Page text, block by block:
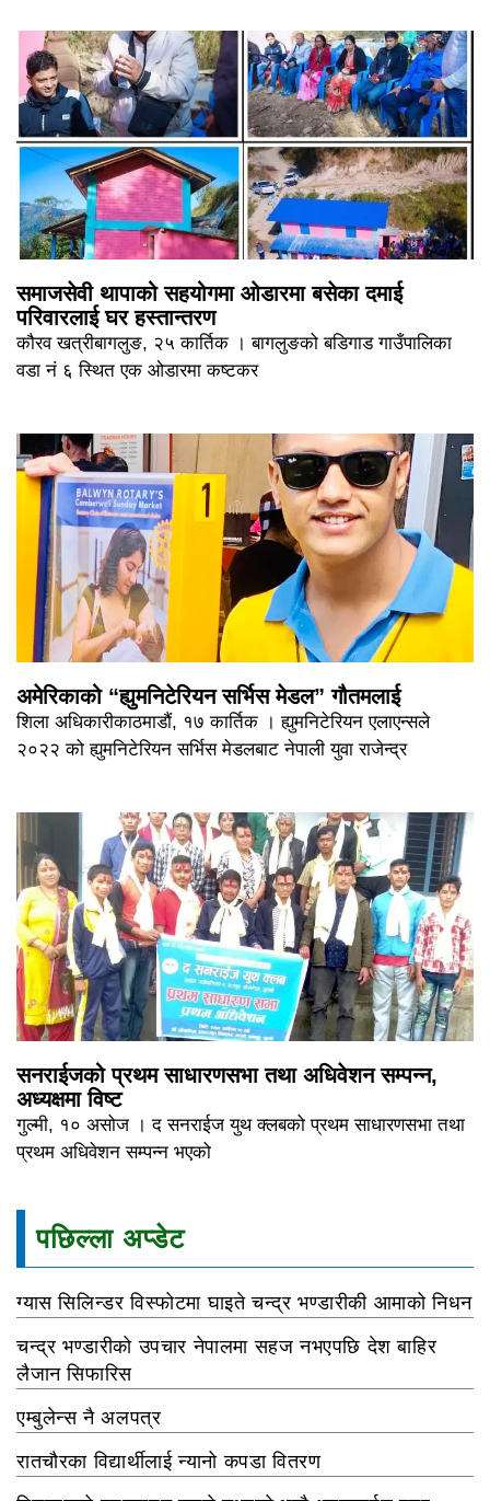
समाजसेवी थापाको सहयोगमा ओडारमा बसेका दमाई
परिवारलाई घर हस्तान्तरण
कौरव खत्रीबागलुङ, २५ कार्तिक । बागलुङको बडिगाड गाउँपालिका
वडा नं ६ स्थित एक ओडारमा कष्टकर
अमेरिकाको “ह्युमनिटेरियन सर्भिस मेडल” गौतमलाई
शिला अधिकारीकाठमाडौं, १७ कार्तिक । ह्युमनिटेरियन एलाएन्सले
२०२२ को ह्युमनिटेरियन सर्भिस मेडलबाट नेपाली युवा राजेन्द्र
सनराईजको प्रथम साधारणसभा तथा अधिवेशन सम्पन्न,
अध्यक्षमा विष्ट
गुल्मी, १० असोज । द सनराईज युथ क्लबको प्रथम साधारणसभा तथा
प्रथम अधिवेशन सम्पन्न भएको
पछिल्ला अप्डेट
ग्यास सिलिन्डर विस्फोटमा घाइते चन्द्र भण्डारीकी आमाको निधन
चन्द्र भण्डारीको उपचार नेपालमा सहज नभएपछि देश बाहिर
लैजान सिफारिस
एम्बुलेन्स नै अलपत्र
रातचौरका विद्यार्थीलाई न्यानो कपडा वितरण